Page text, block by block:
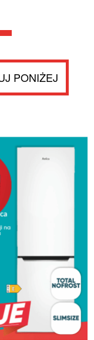
PONIŻEJ